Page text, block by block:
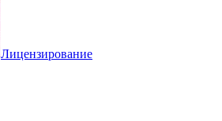
Лицензирование